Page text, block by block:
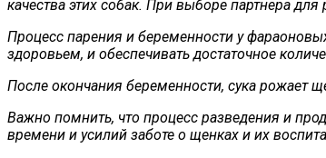
качества этих собак. При выборе партнера
Процесс парения и беременности у
здоровьем, и обеспечивать достаточное
После окончания беременности, сука рожает
Важно помнить, что процесс разведения и
времени и усилий заботе о щенках и их